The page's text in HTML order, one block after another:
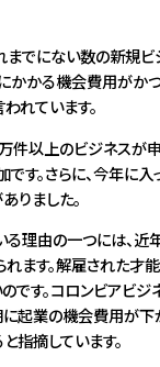
までにない数の新規
かかる機会費用がかつ
れています。
件以上のビジネスが
す。さらに、今年に
りました。
理由の一つには、近
ます。解雇された才
です。コロンビアビ
に起業の機会費用が下
指摘しています。